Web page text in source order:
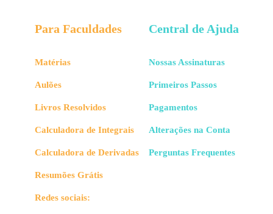
Para Faculdades
Matérias
Aulões
Livros Resolvidos
Calculadora de Integrais
Calculadora de Derivadas
Resumões Grátis
Redes sociais:
Central de Ajuda
Nossas Assinaturas
Primeiros Passos
Pagamentos
Alterações na Conta
Perguntas Frequentes